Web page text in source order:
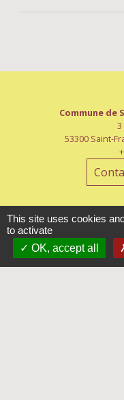
Commune de
3
53300 Saint-
This site uses cookies
to activate
OK, accept all